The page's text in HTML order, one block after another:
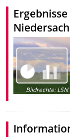
Bildrechte:LSN